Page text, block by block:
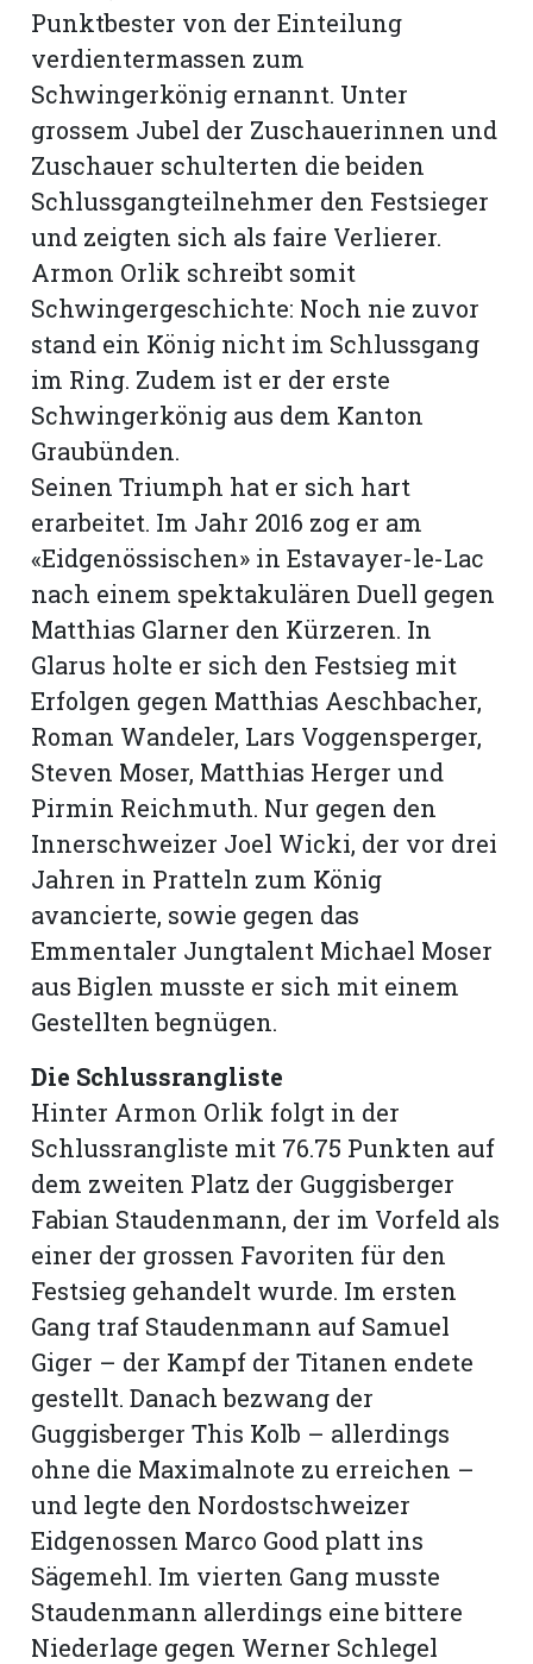
Punktbester von der Einteilung
verdientermassen zum
Schwingerkönig ernannt. Unter
grossem Jubel der Zuschauerinnen und
Zuschauer schulterten die beiden
Schlussgangteilnehmer den Festsieger
und zeigten sich als faire Verlierer.
Armon Orlik schreibt somit
Schwingergeschichte: Noch nie zuvor
stand ein König nicht im Schlussgang
im Ring. Zudem ist er der erste
Schwingerkönig aus dem Kanton
Graubünden.
Seinen Triumph hat er sich hart
erarbeitet. Im Jahr 2016 zog er am
«Eidgenössischen» in Estavayer-le-Lac
nach einem spektakulären Duell gegen
Matthias Glarner den Kürzeren. In
Glarus holte er sich den Festsieg mit
Erfolgen gegen Matthias Aeschbacher,
Roman Wandeler, Lars Voggensperger,
Steven Moser, Matthias Herger und
Pirmin Reichmuth. Nur gegen den
Innerschweizer Joel Wicki, der vor drei
Jahren in Pratteln zum König
avancierte, sowie gegen das
Emmentaler Jungtalent Michael Moser
aus Biglen musste er sich mit einem
Gestellten begnügen.
Die Schlussrangliste
Hinter Armon Orlik folgt in der
Schlussrangliste mit 76.75 Punkten auf
dem zweiten Platz der Guggisberger
Fabian Staudenmann, der im Vorfeld als
einer der grossen Favoriten für den
Festsieg gehandelt wurde. Im ersten
Gang traf Staudenmann auf Samuel
Giger – der Kampf der Titanen endete
gestellt. Danach bezwang der
Guggisberger This Kolb – allerdings
ohne die Maximalnote zu erreichen –
und legte den Nordostschweizer
Eidgenossen Marco Good platt ins
Sägemehl. Im vierten Gang musste
Staudenmann allerdings eine bittere
Niederlage gegen Werner Schlegel